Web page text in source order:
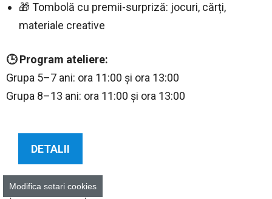
🎁 Tombolă cu premii-surpriză: jocuri, cărți,
materiale creative
🕒 Program ateliere:
Grupa 5–7 ani: ora 11:00 și ora 13:00
Grupa 8–13 ani: ora 11:00 și ora 13:00
DETALII
Modifica setari cookies